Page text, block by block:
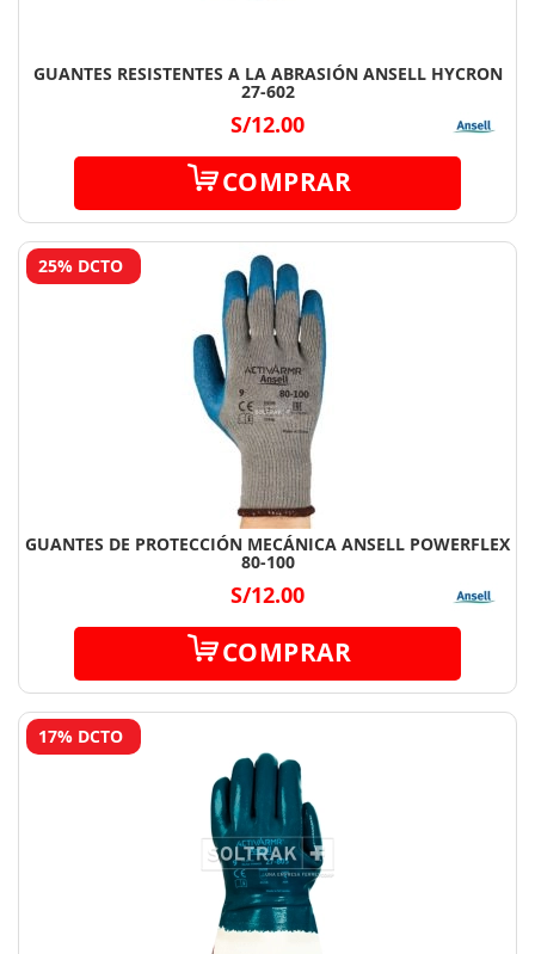
GUANTES RESISTENTES A LA ABRASIÓN ANSELL HYCRON
27-602
S/12.00
COMPRAR
25% DCTO
GUANTES DE PROTECCIÓN MECÁNICA ANSELL POWERFLEX
80-100
S/12.00
COMPRAR
17% DCTO